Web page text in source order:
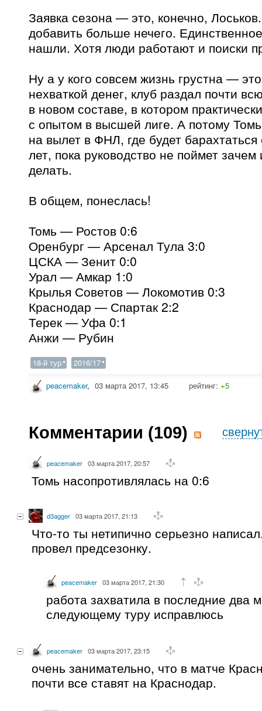
Заявка сезона — это, конечно,
добавить больше нечего.
нашли. Хотя люди работают и поиски
Ну а у кого совсем жизнь грустна —
нехваткой денег, клуб раздал почти
в новом составе, в котором
с опытом в высшей лиге. А потому
на вылет в ФНЛ, где будет
лет, пока руководство не поймет
делать.
В общем, понеслась!
Томь — Ростов 0:6
Оренбург — Арсенал Тула 3:0
ЦСКА — Зенит 0:0
Урал — Амкар 1:0
Крылья Советов — Локомотив 0:3
Краснодар — Спартак 2:2
Терек — Уфа 0:1
Анжи — Рубин
18-й тур 2016/17
peacemaker, 03 марта 2017, 13:45 рейтинг: +5
Комментарии (109)
peacemaker 03 марта 2017, 20:57
Томь насопротивлялась на 0:6
d3agger 03 марта 2017, 21:13
Что-то ты нетипично серьезно
провел предсезонку.
peacemaker 03 марта 2017, 21:30
работа захватила в последние два
следующему туру исправлюсь
peacemaker 03 марта 2017, 23:15
очень занимательно, что в матче
почти все ставят на Краснодар.